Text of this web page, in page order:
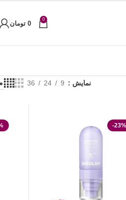
0
0 تومان
نمایش 9
24
36
-23%